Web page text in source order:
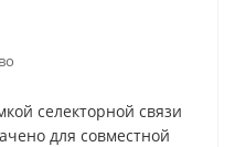
селекторной связи
для совместной